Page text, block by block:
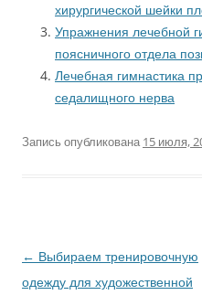
хирургической шейки
Упражнения лечебной
поясничного отдела
Лечебная гимнастика
седалищного нерва
Запись опубликована 15 июля,
Навигация
по
← Выбираем тренировочную
одежду для художественной